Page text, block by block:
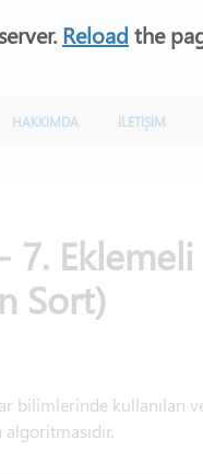
HAKKIMDA İLETİŞİM
7. Eklemeli
Sort)
bilimlerinde kullanılan
Reload the